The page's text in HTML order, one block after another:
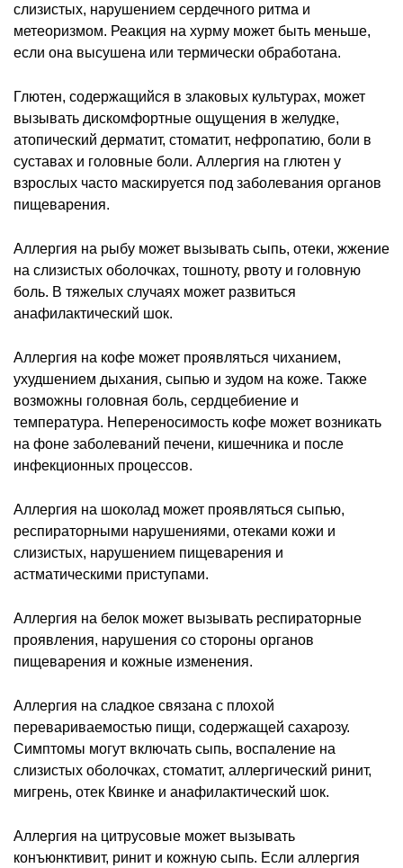
слизистых, нарушением сердечного ритма и
метеоризмом. Реакция на хурму может быть меньше,
если она высушена или термически обработана.
Глютен, содержащийся в злаковых культурах, может
вызывать дискомфортные ощущения в желудке,
атопический дерматит, стоматит, нефропатию, боли в
суставах и головные боли. Аллергия на глютен у
взрослых часто маскируется под заболевания органов
пищеварения.
Аллергия на рыбу может вызывать сыпь, отеки, жжение
на слизистых оболочках, тошноту, рвоту и головную
боль. В тяжелых случаях может развиться
анафилактический шок.
Аллергия на кофе может проявляться чиханием,
ухудшением дыхания, сыпью и зудом на коже. Также
возможны головная боль, сердцебиение и
температура. Непереносимость кофе может возникать
на фоне заболеваний печени, кишечника и после
инфекционных процессов.
Аллергия на шоколад может проявляться сыпью,
респираторными нарушениями, отеками кожи и
слизистых, нарушением пищеварения и
астматическими приступами.
Аллергия на белок может вызывать респираторные
проявления, нарушения со стороны органов
пищеварения и кожные изменения.
Аллергия на сладкое связана с плохой
перевариваемостью пищи, содержащей сахарозу.
Симптомы могут включать сыпь, воспаление на
слизистых оболочках, стоматит, аллергический ринит,
мигрень, отек Квинке и анафилактический шок.
Аллергия на цитрусовые может вызывать
конъюнктивит, ринит и кожную сыпь. Если аллергия